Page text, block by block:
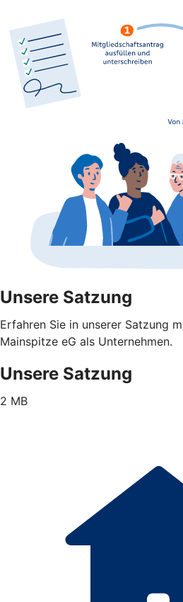
Unsere Satzung
Erfahren Sie in unserer Satzung
Mainspitze eG als Unternehmen.
Unsere Satzung
2 MB